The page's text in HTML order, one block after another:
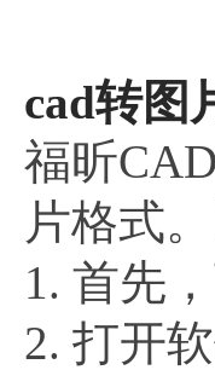
cad转图
福昕
片格式
1. 首先
2. 打开